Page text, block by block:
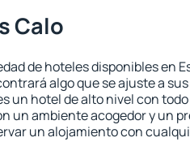
Calo
de hoteles disponibles en
algo que se ajuste a sus
un hotel de alto nivel con
un ambiente acogedor y un
un alojamiento con